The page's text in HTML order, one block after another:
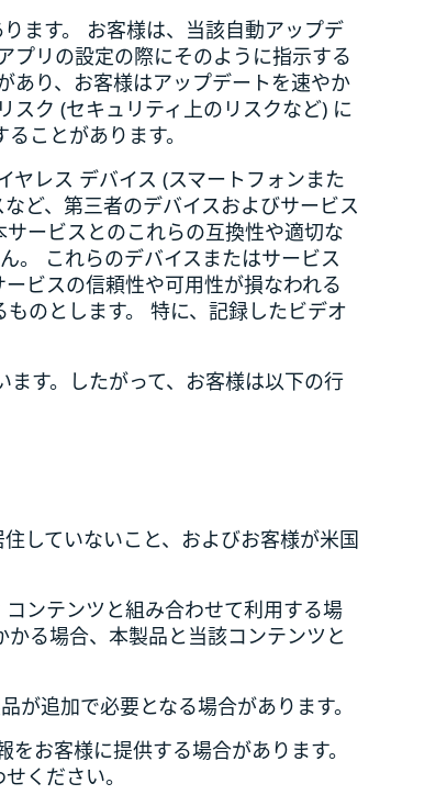
ます。 お客様は、当該自動アップデ
プリの設定の際にそのように指示する
あり、お客様はアップデートを速やか
スク (セキュリティ上のリスクなど) に
ことがあります。
ヤレス デバイス (スマートフォンまた
ど、第三者のデバイスおよびサービス
ービスとのこれらの互換性や適切な
。 これらのデバイスまたはサービス
ビスの信頼性や可用性が損なわれる
のとします。 特に、記録したビデオ
す。したがって、お客様は以下の行
していないこと、およびお客様が米国
ンテンツと組み合わせて利用する場
る場合、本製品と当該コンテンツと
追加で必要となる場合があります。
お客様に提供する場合があります。
ください。